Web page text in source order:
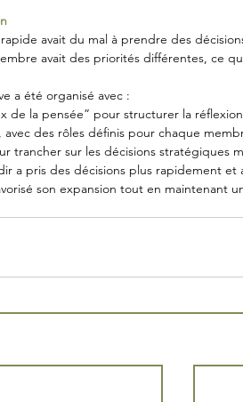
avait du mal à prendre des
avait des priorités différentes, ce
a été organisé avec :
de la pensée” pour structurer la
avec des rôles définis pour chaque
trancher sur les décisions stratégiques
a pris des décisions plus rapidement et
son expansion tout en maintenant